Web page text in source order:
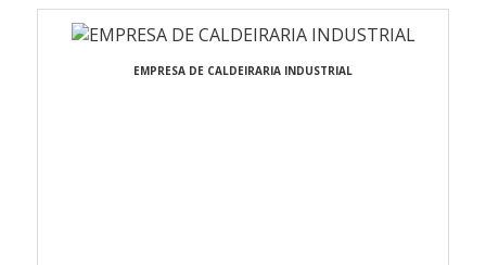
EMPRESA DE CALDEIRARIA INDUSTRIAL